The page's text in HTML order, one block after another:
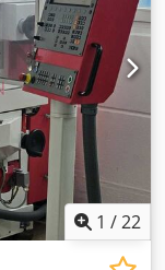
1 /22